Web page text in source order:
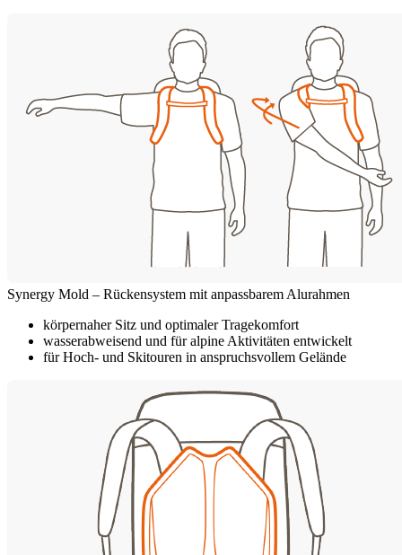
Synergy Mold – Rückensystem mit anpassbarem Alurahmen
körpernaher Sitz und optimaler Tragekomfort
wasserabweisend und für alpine Aktivitäten entwickelt
für Hoch- und Skitouren in anspruchsvollem Gelände